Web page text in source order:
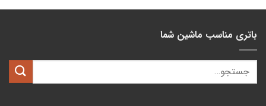
باتری مناسب ماشین شما